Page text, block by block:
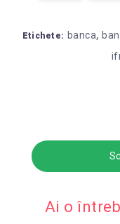
Etichete: banca,
Ai o